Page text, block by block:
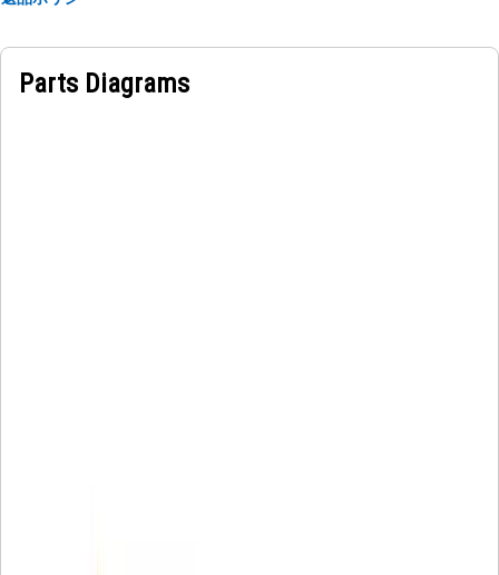
Parts Diagrams